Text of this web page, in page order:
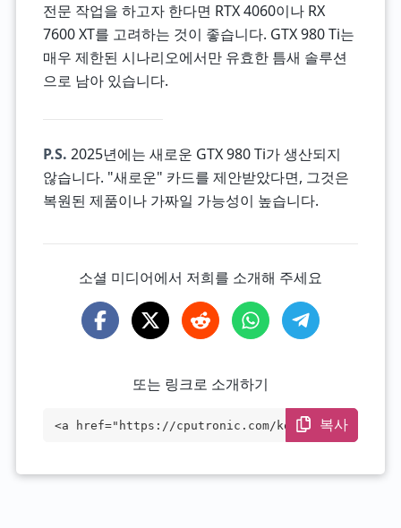
전문 작업을 하고자 한다면 RTX 4060이나 RX
7600 XT를 고려하는 것이 좋습니다. GTX 980 Ti는
매우 제한된 시나리오에서만 유효한 틈새 솔루션
으로 남아 있습니다.
P.S. 2025년에는 새로운 GTX 980 Ti가 생산되지
않습니다. "새로운" 카드를 제안받았다면, 그것은
복원된 제품이나 가짜일 가능성이 높습니다.
소셜 미디어에서 저희를 소개해 주세요
또는 링크로 소개하기
<a href="https://cputronic.com/ko/gpu/nv
복사